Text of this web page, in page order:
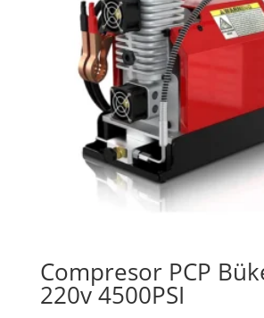
Compresor PCP
220v 4500PSI